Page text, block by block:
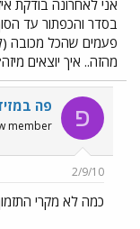
אני לאחרונה בודקת
בסדר והכפתור עד
פעמים שהכל מכובה
מהזה.. איך יוצאים
פ פה
member
2/9/10
כמה לא מקרי